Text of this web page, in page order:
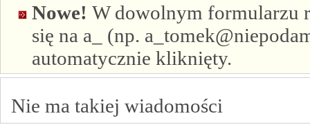
Nowe! W dowolnym formularzu
się na a_ (np.
automatycznie kliknięty.
Nie ma takiej wiadomości